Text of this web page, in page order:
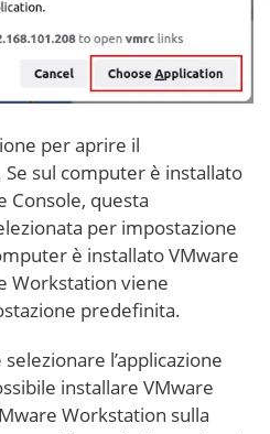
per aprire il
Se sul computer è installato
Console, questa
per impostazione
è installato VMware
Workstation viene
predefinita.
selezionare l’applicazione
installare VMware
Workstation sulla